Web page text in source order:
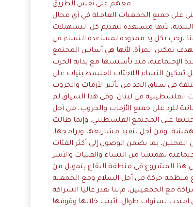
معهم على نفس الطريق.
على جميع الجمعيات العاملة في أي مجال
لأنها مستعدة لتقديم كل التسهيلات
حتى ولو بنسبة 10%. وأوضح أننا نرحب بكل يد ممدودة لمساعدة النساء في
الإجتماعية، منذ تأسيسها مع بداية الحرب
تمكين النساء اللاجئات الفلسطينيات على
في سياق الحد من تأثير الأزمات والحروب
في لبنان. وفي هذا السياق لم
للرد على جميع الأزمات والحروب، من أجل
على المجتمع الفلسطيني، وإنما طالت
ومن أجل تنفيذ مشاريعها وبرامجها،
بما يضمن الوصول إلى أكثر الفئات
الممتد منذ ما يقارب 48 عاما، يأتي هذا المشروع في منطقة البقاع بتمويل من
مع منظمة حركة من أجل السلام ومع الجمعية
مع الجمعيتين، فإننا نقدر عاليا الشراكة
امتدت لسنوات طوال، أثبتت خلالها وقوفها